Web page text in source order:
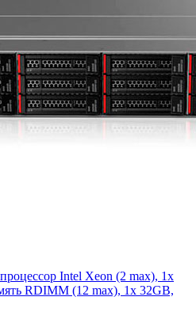
Intel Xeon (2 max), 1x
RDIMM (12 max), 1x 32GB,